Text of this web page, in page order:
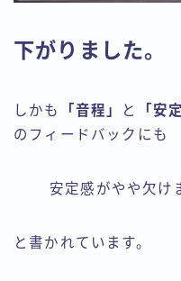
下がりました。
しかも 「音程」 と 「安
のフィードバックにも
安定感がやや欠け
と書かれています。